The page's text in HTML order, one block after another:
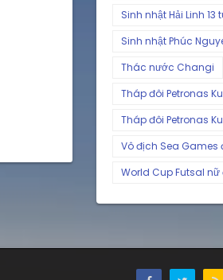
Sinh nhật Hải Linh 13
Sinh nhật Phúc
Thác nước Changi
Tháp đôi Petronas
Tháp đôi Petronas
Vô địch Sea Games
World Cup Futsal nữ